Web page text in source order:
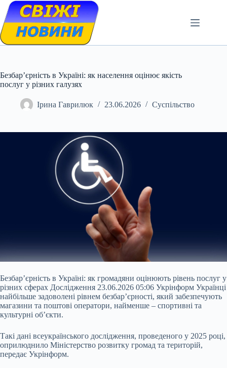
Skip
content
Безбар’єрність в Україні: як населення оцінює якість
послуг у різних галузях
Ірина Гаврилюк 23.06.2026 Суспільство
Безбар’єрність в Україні: як громадяни оцінюють рівень послуг у
різних сферах Дослідження 23.06.2026 05:06 Укрінформ Українці
найбільше задоволені рівнем безбар’єрності, який забезпечують
магазини та поштові оператори, найменше – спортивні та
культурні об’єкти.
Такі дані всеукраїнського дослідження, проведеного у 2025 році,
оприлюднило Міністерство розвитку громад та територій,
передає Укрінформ.